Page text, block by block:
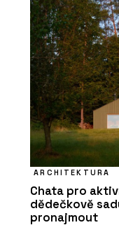
ARCHITEKTURA
Chata pro
dědečkově
pronajmout